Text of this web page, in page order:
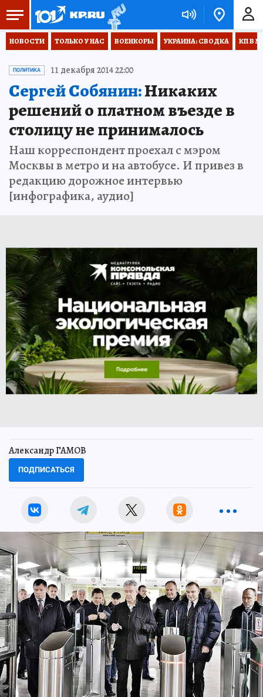
НОВОСТИ ТОЛЬКО У НАС ВОЕНКОРЫ УКРАИНА: СВОДКА КП В
ПОЛИТИКА 11 декабря 2014 22:00
Сергей Собянин:Никаких
решений о платном въезде в
столицу не принималось
Наш корреспондент проехал с мэром
Москвы в метро и на автобусе. И привез в
редакцию дорожное интервью
[инфографика, аудио]
Александр ГАМОВ
ПОДПИСАТЬСЯ